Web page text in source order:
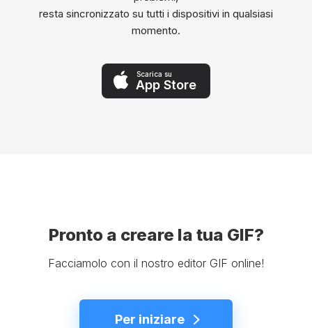
resta sincronizzato su tutti i dispositivi in qualsiasi
momento.
Scarica su
App Store
Pronto a creare la tua GIF?
Facciamolo con il nostro editor GIF online!
Per iniziare